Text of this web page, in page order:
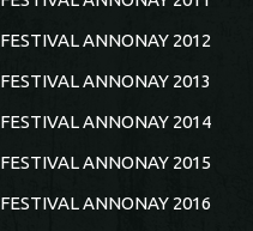
FESTIVAL ANNONAY 2012
FESTIVAL ANNONAY 2013
FESTIVAL ANNONAY 2014
FESTIVAL ANNONAY 2015
FESTIVAL ANNONAY 2016